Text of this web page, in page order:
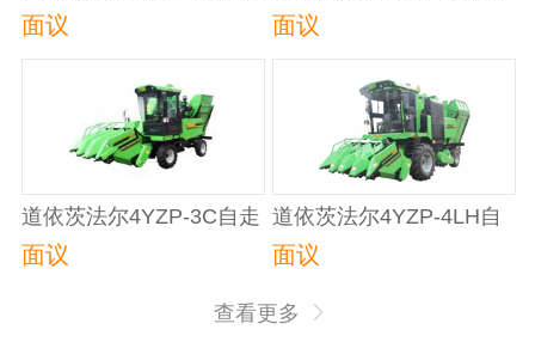
式玉米收获机
面议
联合收获机
面议
道依茨法尔4YZP-3C自走
式玉米收获机
面议
道依茨法尔4YZP-4LH自
走式玉米收获机
面议
查看更多